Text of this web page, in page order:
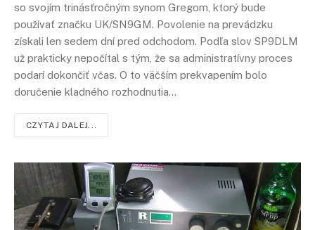
so svojím trinásťročným synom Gregom, ktorý bude
používať značku UK/SN9GM. Povolenie na prevádzku
získali len sedem dní pred odchodom. Podľa slov SP9DLM
už prakticky nepočítal s tým, že sa administratívny proces
podarí dokončiť včas. O to väčším prekvapením bolo
doručenie kladného rozhodnutia…
CZYTAJ DALEJ...